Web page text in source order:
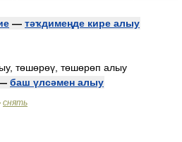
— тәҡдимеңде кире алыу
төшөрөү, төшөрөп алыу
баш үлсәмен алыу
снять